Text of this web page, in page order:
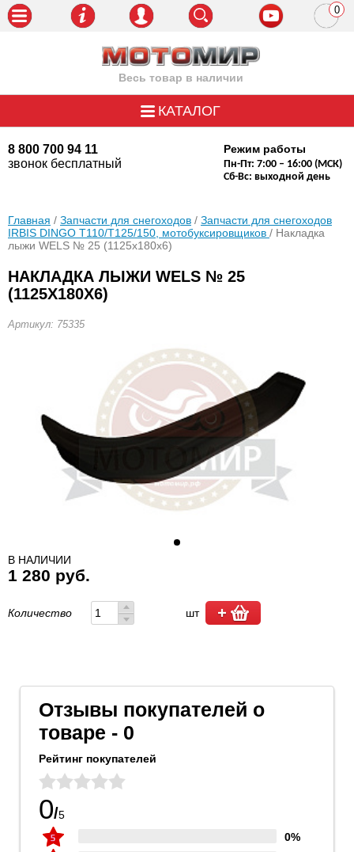
Весь товар в наличии
8 800 700 94 11
звонок бесплатный
Режим работы
Пн-Пт: 7:00 – 16:00 (МСК)
Сб-Вс: выходной день
0
КАТАЛОГ
Главная / Запчасти для снегоходов / Запчасти для снегоходов
IRBIS DINGO Т110/Т125/150, мотобуксировщиков / Накладка
лыжи WELS № 25 (1125х180х6)
НАКЛАДКА ЛЫЖИ WELS № 25
(1125Х180Х6)
Артикул: 75335
В НАЛИЧИИ
1 280 руб.
Количество шт
Отзывы покупателей о
товаре - 0
Рейтинг покупателей
0/5
0%